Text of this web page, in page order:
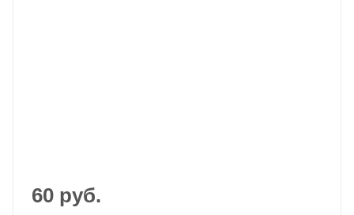
60 руб.